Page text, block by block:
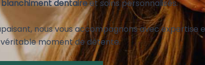
blanchiment dentaireet soins personnalisés.
nous vous accompagnons avec
moment de détente.